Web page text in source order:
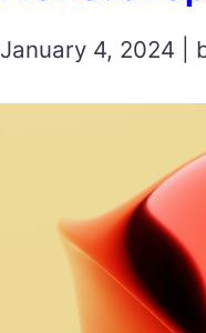
January 4, 2024 |